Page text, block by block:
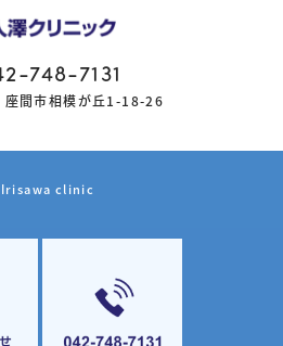
748-7131
間市相模が丘1-18-26
clinic